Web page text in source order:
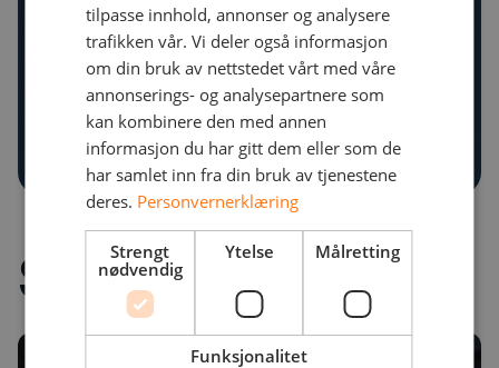
Siste innhold
tilpasse innhold, annonser og analysere
trafikken vår. Vi deler også informasjon
om din bruk av nettstedet vårt med våre
annonserings- og analysepartnere som
kan kombinere den med annen
informasjon du har gitt dem eller som de
har samlet inn fra din bruk av tjenestene
deres. Personvernerklæring
Strengt
nødvendig
Ytelse Målretting
Funksjonalitet